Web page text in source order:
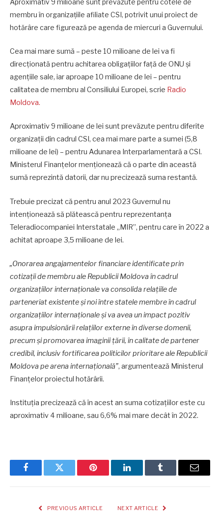
Aproximativ 9 milioane sunt prevăzute pentru cotele de
membru în organizațiile afiliate CSI, potrivit unui proiect de
hotărâre care figurează pe agenda de miercuri a Guvernului.
Cea mai mare sumă – peste 10 milioane de lei va fi
direcționată pentru achitarea obligațiilor față de ONU și
agențiile sale, iar aproape 10 milioane de lei – pentru
calitatea de membru al Consiliului Europei, scrie Radio
Moldova.
Aproximativ 9 milioane de lei sunt prevăzute pentru diferite
organizații din cadrul CSI, cea mai mare parte a sumei (5,8
milioane de lei) – pentru Adunarea Interparlamentară a CSI.
Ministerul Finanțelor menționează că o parte din această
sumă reprezintă datorii, dar nu precizează suma restantă.
Trebuie precizat că pentru anul 2023 Guvernul nu
intenționează să plătească pentru reprezentanța
Teleradiocompaniei Interstatale „MIR”, pentru care în 2022 a
achitat aproape 3,5 milioane de lei.
„Onorarea angajamentelor financiare identificate prin
cotizații de membru ale Republicii Moldova în cadrul
organizațiilor internaționale va consolida relațiile de
parteneriat existente și noi între statele membre în cadrul
organizațiilor internaționale și va avea un impact pozitiv
asupra impulsionării relațiilor externe în diverse domenii,
precum și promovarea imaginii țării, în calitate de partener
credibil, inclusiv fortificarea politicilor prioritare ale Republicii
Moldova pe arena internațională”, argumentează Ministerul
Finanțelor proiectul hotărârii.
Instituția precizează că în acest an suma cotizațiilor este cu
aproximativ 4 milioane, sau 6,6% mai mare decât în 2022.
FacebookTwitter Pinterest LinkedInTumblr Email
PREVIOUS ARTICLE NEXT ARTICLE